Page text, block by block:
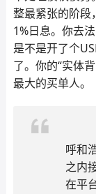
整最紧张的阶段
1%日息。你去
是不是开了个
了。你的“实体
最大的买单人。
呼和
之内
在平